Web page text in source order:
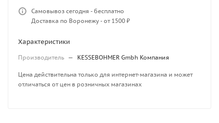
Самовывоз сегодня - бесплатно
Доставка по Воронежу - от 1500 ₽
Характеристики
Производитель — KESSEBOHMER Gmbh Компания
Цена действительна только для интернет-магазина и может
отличаться от цен в розничных магазинах